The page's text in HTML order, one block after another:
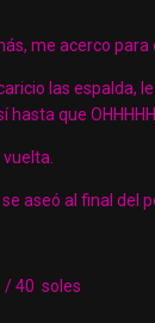
me acerco
las espalda,
que
vuelta.
aseó al final del
/ 40 soles